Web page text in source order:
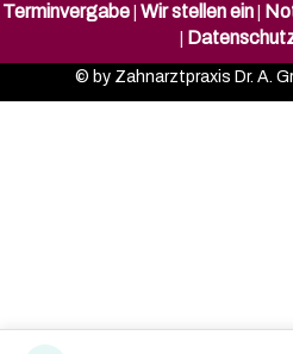
Terminvergabe Wir stellen ein
© by Zahnarztpraxis Dr. A.